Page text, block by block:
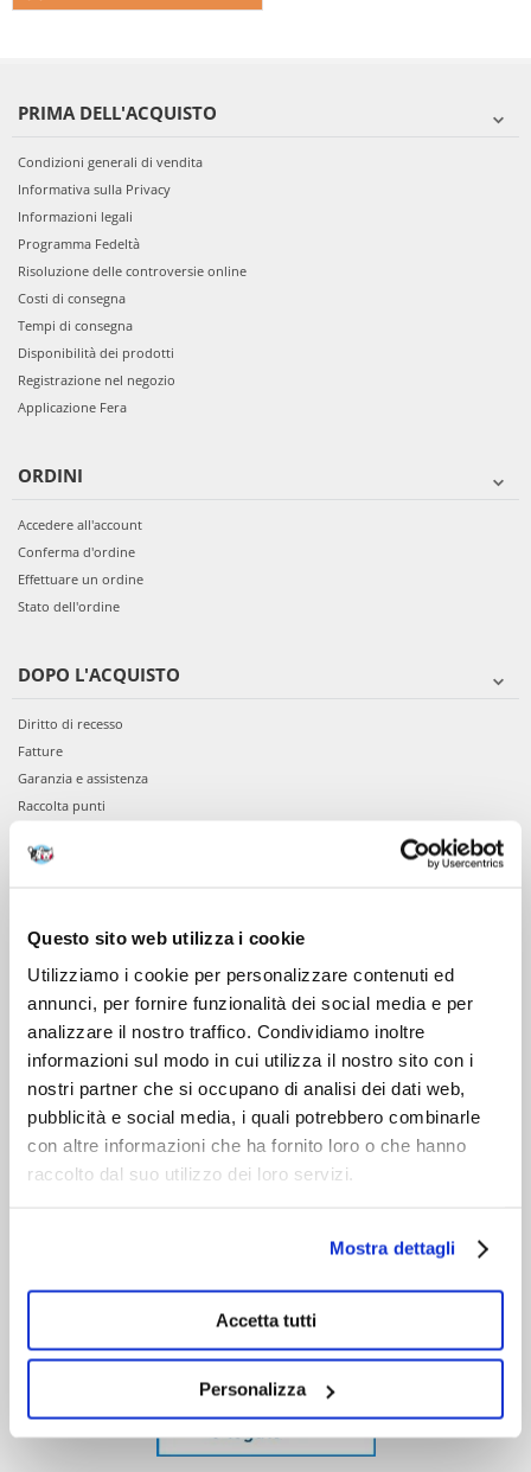
Questo sito web utilizza i cookie
Utilizziamo i cookie per personalizzare contenuti ed
annunci, per fornire funzionalità dei social media e per
analizzare il nostro traffico. Condividiamo inoltre
informazioni sul modo in cui utilizza il nostro sito con i
nostri partner che si occupano di analisi dei dati web,
pubblicità e social media, i quali potrebbero combinarle
con altre informazioni che ha fornito loro o che hanno
raccolto dal suo utilizzo dei loro servizi.
Mostra dettagli
Accetta tutti
Personalizza
PRIMA DELL'ACQUISTO
Condizioni generali di vendita
Informativa sulla Privacy
Informazioni legali
Programma Fedeltà
Risoluzione delle controversie online
Costi di consegna
Tempi di consegna
Disponibilità dei prodotti
Registrazione nel negozio
Applicazione Fera
ORDINI
Accedere all'account
Conferma d'ordine
Effettuare un ordine
Stato dell'ordine
DOPO L'ACQUISTO
Diritto di recesso
Fatture
Garanzia e assistenza
Raccolta punti
Servizio clienti